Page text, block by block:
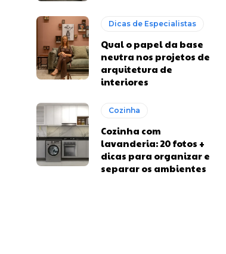
Dicas de Especialistas
Qual o papel da base
neutra nos projetos de
arquitetura de
interiores
Cozinha
Cozinha com
lavanderia: 20 fotos +
dicas para organizar e
separar os ambientes